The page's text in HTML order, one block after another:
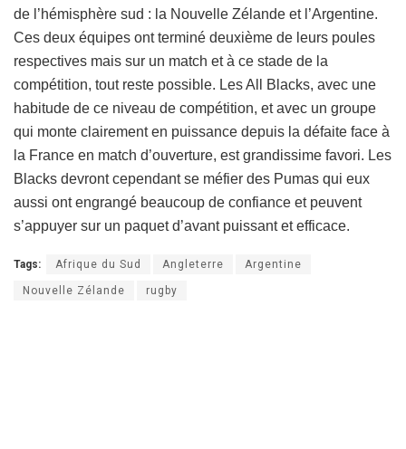
de l’hémisphère sud : la Nouvelle Zélande et l’Argentine.
Ces deux équipes ont terminé deuxième de leurs poules
respectives mais sur un match et à ce stade de la
compétition, tout reste possible. Les All Blacks, avec une
habitude de ce niveau de compétition, et avec un groupe
qui monte clairement en puissance depuis la défaite face à
la France en match d’ouverture, est grandissime favori. Les
Blacks devront cependant se méfier des Pumas qui eux
aussi ont engrangé beaucoup de confiance et peuvent
s’appuyer sur un paquet d’avant puissant et efficace.
Tags: Afrique du Sud Angleterre Argentine
Nouvelle Zélande rugby